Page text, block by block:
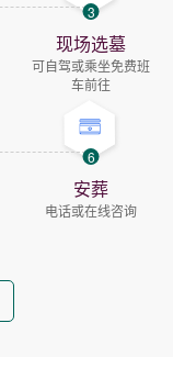
3
现场选墓
可自驾或乘坐免费班
车前往
6
安葬
电话或在线咨询